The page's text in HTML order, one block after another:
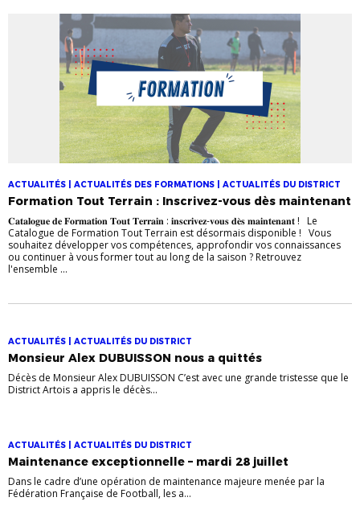
ACTUALITÉS | ACTUALITÉS DES FORMATIONS | ACTUALITÉS DU DISTRICT
Formation Tout Terrain : Inscrivez-vous dès maintenant
𝐂𝐚𝐭𝐚𝐥𝐨𝐠𝐮𝐞 𝐝𝐞 𝐅𝐨𝐫𝐦𝐚𝐭𝐢𝐨𝐧 𝐓𝐨𝐮𝐭 𝐓𝐞𝐫𝐫𝐚𝐢𝐧 : 𝐢𝐧𝐬𝐜𝐫𝐢𝐯𝐞𝐳-𝐯𝐨𝐮𝐬 𝐝𝐞̀𝐬 𝐦𝐚𝐢𝐧𝐭𝐞𝐧𝐚𝐧𝐭 ! Le
Catalogue de Formation Tout Terrain est désormais disponible ! Vous
souhaitez développer vos compétences, approfondir vos connaissances
ou continuer à vous former tout au long de la saison ? Retrouvez
l'ensemble ...
ACTUALITÉS | ACTUALITÉS DU DISTRICT
Monsieur Alex DUBUISSON nous a quittés
Décès de Monsieur Alex DUBUISSON C’est avec une grande tristesse que le
District Artois a appris le décès...
ACTUALITÉS | ACTUALITÉS DU DISTRICT
Maintenance exceptionnelle – mardi 28 juillet
Dans le cadre d’une opération de maintenance majeure menée par la
Fédération Française de Football, les a...